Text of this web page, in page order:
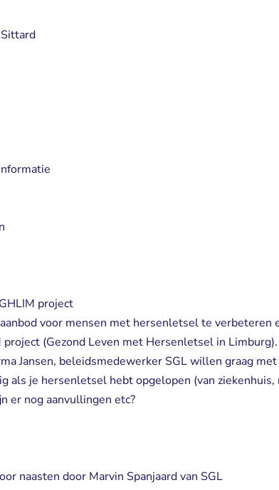
project
voor mensen met hersenletsel te verbeteren
(Gezond Leven met Hersenletsel in
Jansen, beleidsmedewerker SGL willen graag met
als je hersenletsel hebt opgelopen (van ziekenhuis,
er nog aanvullingen etc?
naasten door Marvin Spanjaard van SGL